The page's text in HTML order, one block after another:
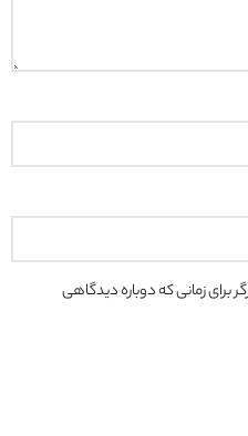
برای زمانی که دوباره دیدگاهی